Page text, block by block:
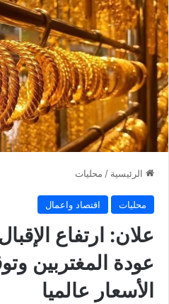
الرئيسية / محليات
محليات اقتصاد واعمال
علان: ارتفاع
عودة المغتربين
الأسعار عالميا